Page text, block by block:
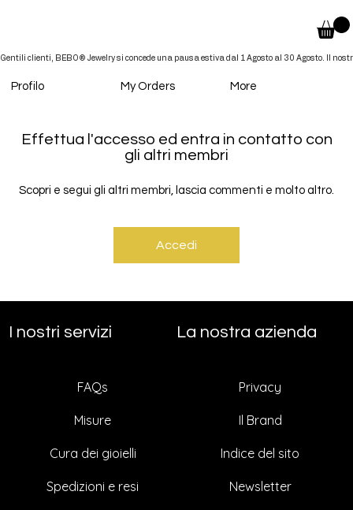
Effettua l'accesso ed entra in contatto con
gli altri membri
Scopri e segui gli altri membri, lascia commenti e molto altro.
Accedi
Profilo My Orders More
La nostra azienda
Privacy
Il Brand
Indice del sito
Newsletter
I nostri servizi
FAQs
Misure
Cura dei gioielli
Spedizioni e resi